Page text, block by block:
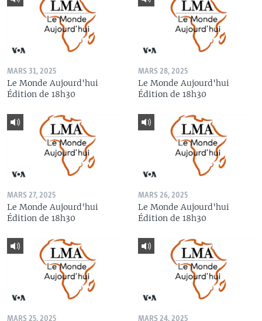
MARS 31, 2025
Le Monde Aujourd'hui
Édition de 18h30
MARS 28, 2025
Le Monde Aujourd'hui
Édition de 18h30
MARS 27, 2025
Le Monde Aujourd'hui
Édition de 18h30
MARS 26, 2025
Le Monde Aujourd'hui
Édition de 18h30
MARS 25, 2025 MARS 24, 2025